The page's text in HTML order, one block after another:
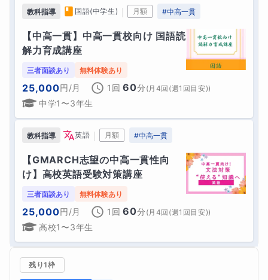
教科指導 国語(中学生) 月額 #中高一貫
【中高一貫】中高一貫校向け 国語読
解力育成講座
三者面談あり 無料体験あり
25,000円/月 1回 60分 ( 月4回(週1回目安))
中学1〜3年生
教科指導 英語 月額 #中高一貫
【GMARCH志望の中高一貫性向
け】高校英語受験対策講座
三者面談あり 無料体験あり
25,000円/月 1回 60分 ( 月4回(週1回目安))
高校1〜3年生
残り1枠